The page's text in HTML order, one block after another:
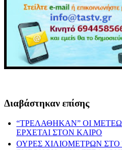
Διαβάστηκαν επίσης
“ΤΡΕΛΑΘΗΚΑΝ” ΟΙ
ΕΡΧΕΤΑΙ ΣΤΟΝ ΚΑΙΡΟ
ΟΥΡΕΣ ΧΙΛΙΟΜΕΤΡΩΝ